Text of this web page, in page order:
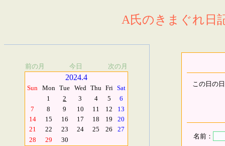
A氏のきまぐれ日
前の月 今日 次の月
2024.4
Sun Mon Tue Wed Thu Fri Sat
1
2 3 4 5
6
7
8 9 10 11 12
13
14
15 16 17 18 19
20
21
22 23 24 25 26
27
28
29 30
この日の
名前：